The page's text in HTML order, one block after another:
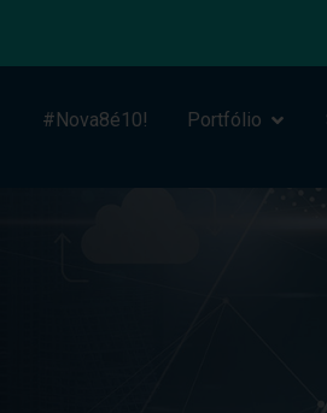
#Nova8é10! Portfólio